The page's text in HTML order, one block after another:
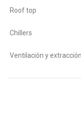
Roof top
Chillers
Ventilación y extracción